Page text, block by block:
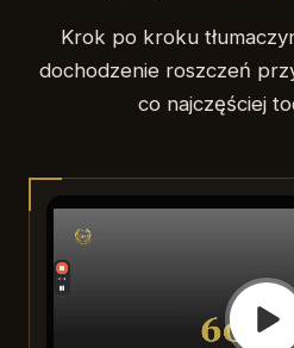
Krok po kroku
dochodzenie roszczeń
co najczęściej